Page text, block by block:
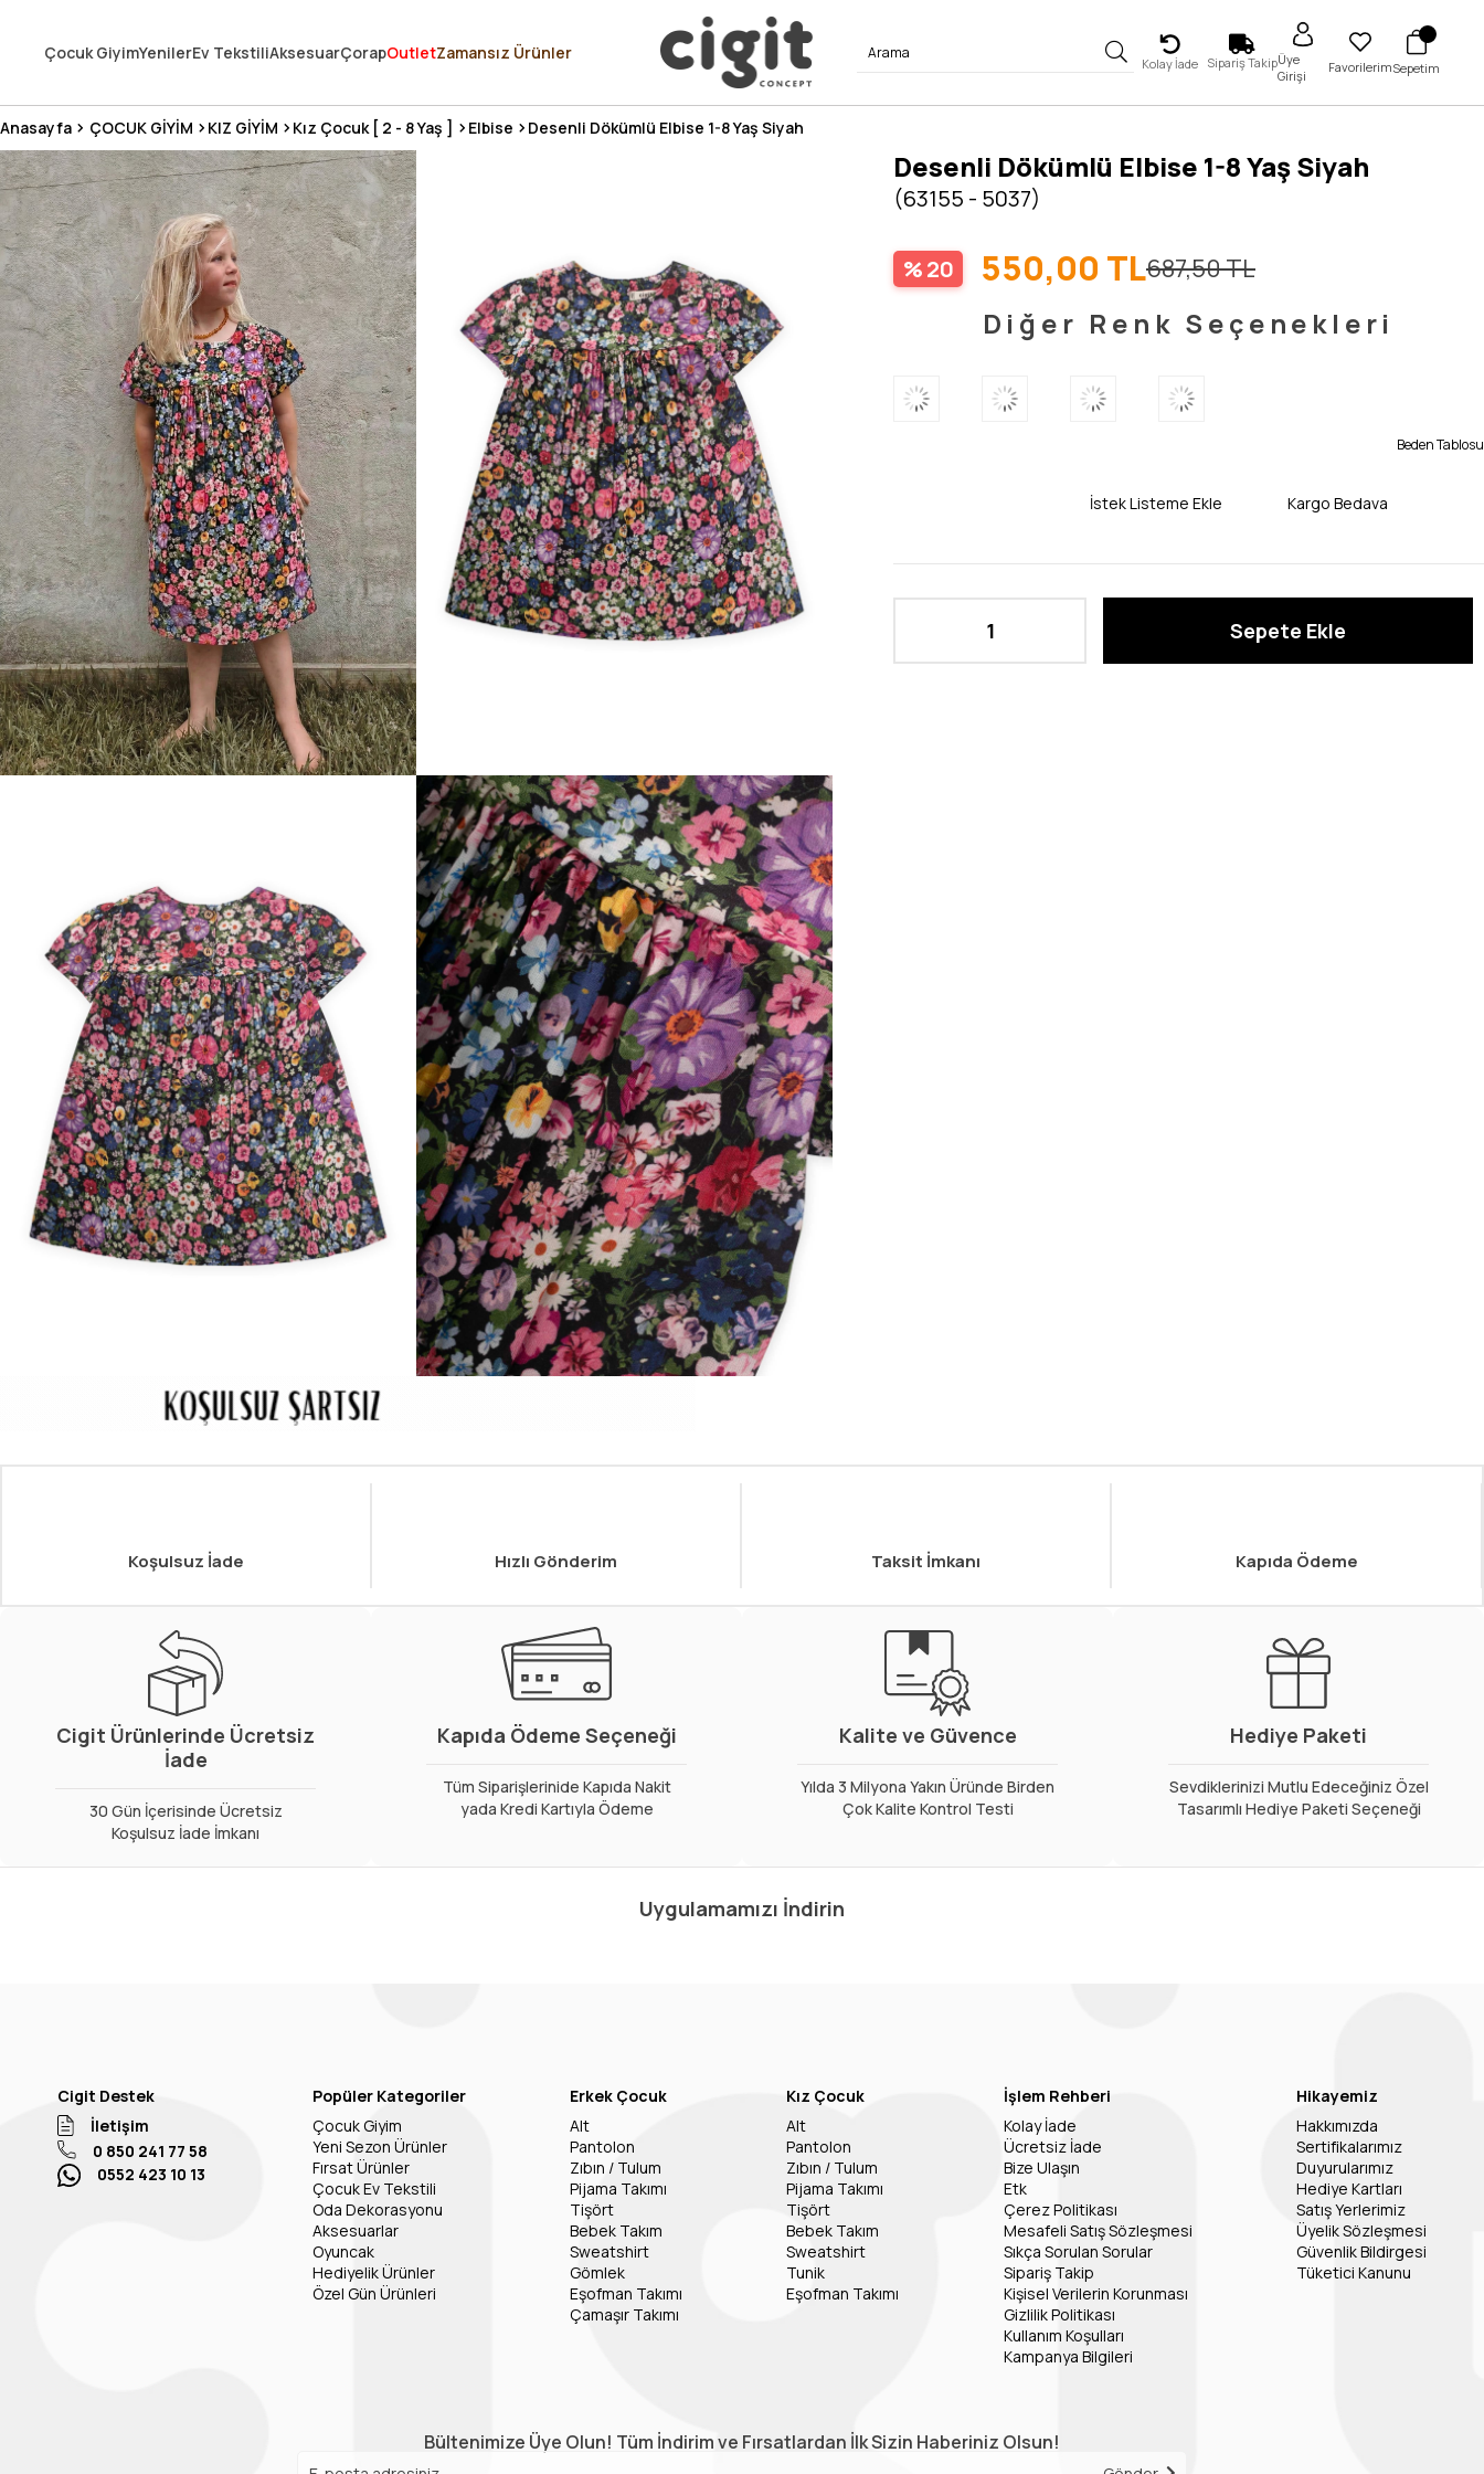
3 MİLYONDAN FAZLA MUTLU MÜŞTERİ ❤️ 10 MİLYON ÜRÜN
Çocuk GiyimYenilerEv TekstiliAksesuarÇorapOutletZamansız Ürünler
Kolay İade Sipariş TakipÜye
Girişi
FavorilerimSepetim
Anasayfa ÇOCUK GİYİM KIZ GİYİM Kız Çocuk [ 2 - 8 Yaş ] Elbise Desenli Dökümlü Elbise 1-8 Yaş Siyah
Desenli Dökümlü Elbise 1-8 Yaş Siyah
(63155 - 5037)
20 687,50 TL
550,00 TL
Diğer Renk Seçenekleri
Beden Tablosu
İstek Listeme Ekle Kargo Bedava
Koşulsuz İade Hızlı Gönderim Taksit İmkanı Kapıda Ödeme
Cigit Ürünlerinde Ücretsiz
İade
30 Gün İçerisinde Ücretsiz
Koşulsuz İade İmkanı
Kapıda Ödeme Seçeneği
Tüm Siparişlerinide Kapıda Nakit
yada Kredi Kartıyla Ödeme
Kalite ve Güvence
Yılda 3 Milyona Yakın Üründe Birden
Çok Kalite Kontrol Testi
Hediye Paketi
Sevdiklerinizi Mutlu Edeceğiniz Özel
Tasarımlı Hediye Paketi Seçeneği
Uygulamamızı İndirin
Cigit Destek
İletişim
0 850 241 77 58
0552 423 10 13
Popüler Kategoriler
Çocuk Giyim
Yeni Sezon Ürünler
Fırsat Ürünler
Çocuk Ev Tekstili
Oda Dekorasyonu
Aksesuarlar
Oyuncak
Hediyelik Ürünler
Özel Gün Ürünleri
Erkek Çocuk
Alt
Pantolon
Zıbın / Tulum
Pijama Takımı
Tişört
Bebek Takım
Sweatshirt
Gömlek
Eşofman Takımı
Çamaşır Takımı
Kız Çocuk
Alt
Pantolon
Zıbın / Tulum
Pijama Takımı
Tişört
Bebek Takım
Sweatshirt
Tunik
Eşofman Takımı
İşlem Rehberi
Kolay İade
Ücretsiz İade
Bize Ulaşın
Etk
Çerez Politikası
Mesafeli Satış Sözleşmesi
Sıkça Sorulan Sorular
Sipariş Takip
Kişisel Verilerin Korunması
Gizlilik Politikası
Kullanım Koşulları
Kampanya Bilgileri
Hikayemiz
Hakkımızda
Sertifikalarımız
Duyurularımız
Hediye Kartları
Satış Yerlerimiz
Üyelik Sözleşmesi
Güvenlik Bildirgesi
Tüketici Kanunu
Bültenimize Üye Olun! Tüm İndirim ve Fırsatlardan İlk Sizin Haberiniz Olsun!